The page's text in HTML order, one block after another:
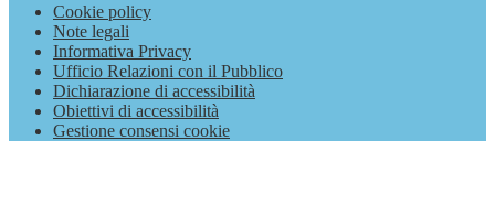
Cookie policy
Note legali
Informativa Privacy
Ufficio Relazioni con il Pubblico
Dichiarazione di accessibilità
Obiettivi di accessibilità
Gestione consensi cookie